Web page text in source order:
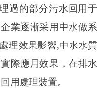
過的部分污水回用于
業逐漸采用中水做系
理效果影響,中水水質
際應用效果，在排水
用處理裝置。